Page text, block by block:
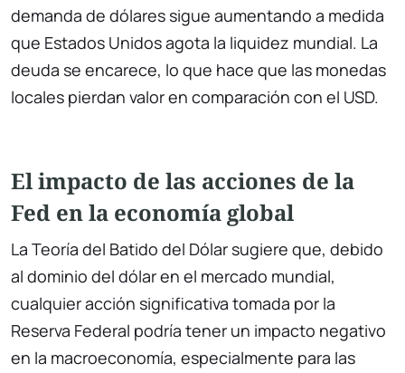
demanda de dólares sigue aumentando a medida
que Estados Unidos agota la liquidez mundial. La
deuda se encarece, lo que hace que las monedas
locales pierdan valor en comparación con el USD.
El impacto de las acciones de la
Fed en la economía global
La Teoría del Batido del Dólar sugiere que, debido
al dominio del dólar en el mercado mundial,
cualquier acción significativa tomada por la
Reserva Federal podría tener un impacto negativo
en la macroeconomía, especialmente para las